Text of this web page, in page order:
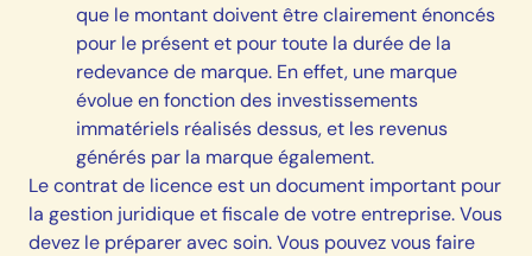
que le montant doivent être clairement énoncés
pour le présent et pour toute la durée de la
redevance de marque. En effet, une marque
évolue en fonction des investissements
immatériels réalisés dessus, et les revenus
générés par la marque également.
Le contrat de licence est un document important pour
la gestion juridique et fiscale de votre entreprise. Vous
devez le préparer avec soin. Vous pouvez vous faire